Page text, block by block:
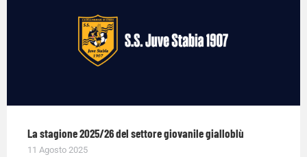
La stagione 2025/26 del settore giovanile gialloblù
11 Agosto 2025